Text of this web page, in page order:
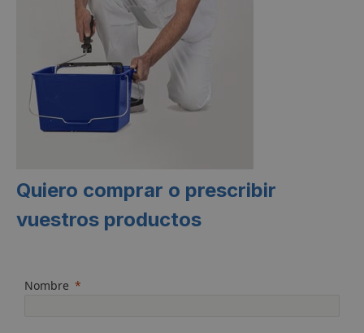
Quiero comprar o prescribir
vuestros productos
Nombre